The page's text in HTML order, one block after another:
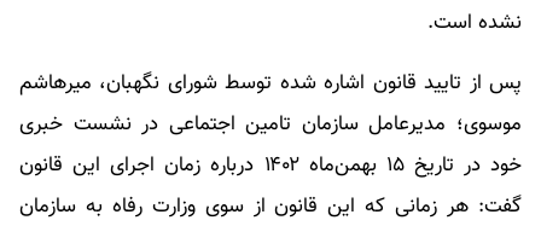
نشده است.
پس از تایید قانون اشاره شده توسط شورای نگهبان، میرهاشم
موسوی؛ مدیرعامل سازمان تامین اجتماعی در نشست خبری
خود در تاریخ ۱۵ بهمن‌ماه ۱۴۰۲ درباره زمان اجرای این قانون
گفت: هر زمانی که این قانون از سوی وزارت رفاه به سازمان